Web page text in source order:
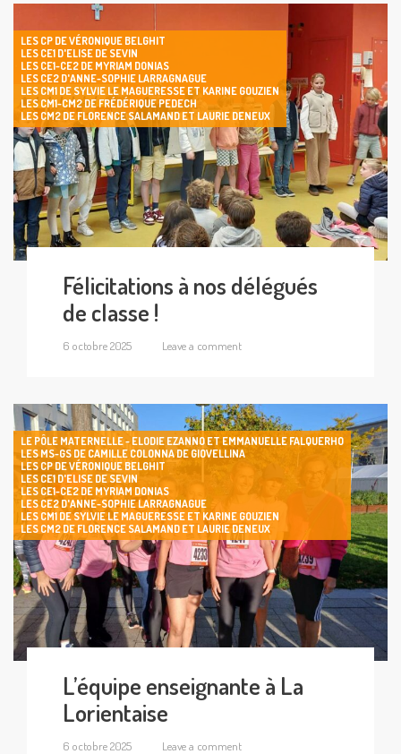
LES CP DE VÉRONIQUE BELGHIT
LES CE1 D'ELISE DE SEVIN
LES CE1-CE2 DE MYRIAM DONIAS
LES CE2 D'ANNE-SOPHIE LARRAGNAGUE
LES CM1 DE SYLVIE LE MAGUERESSE ET KARINE GOUZIEN
LES CM1-CM2 DE FRÉDÉRIQUE PEDECH
LES CM2 DE FLORENCE SALAMAND ET LAURIE DENEUX
Félicitations à nos délégués
de classe !
6 octobre 2025 Leave a comment
LE PÔLE MATERNELLE - ELODIE EZANNO ET EMMANUELLE FALQUERHO
LES MS-GS DE CAMILLE COLONNA DE GIOVELLINA
LES CP DE VÉRONIQUE BELGHIT
LES CE1 D'ELISE DE SEVIN
LES CE1-CE2 DE MYRIAM DONIAS
LES CE2 D'ANNE-SOPHIE LARRAGNAGUE
LES CM1 DE SYLVIE LE MAGUERESSE ET KARINE GOUZIEN
LES CM2 DE FLORENCE SALAMAND ET LAURIE DENEUX
L’équipe enseignante à La
Lorientaise
6 octobre 2025 Leave a comment